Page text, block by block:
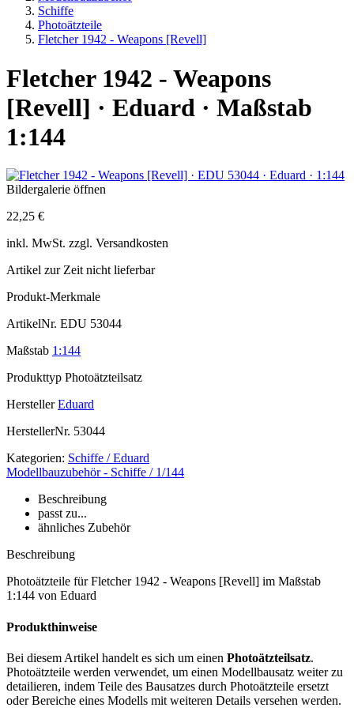
Schiffe
Photoätzteile
Fletcher 1942 - Weapons [Revell]
Fletcher 1942 - Weapons
[Revell] · Eduard · Maßstab
1:144
Bildergalerie öffnen
22,25 €
inkl. MwSt. zzgl. Versandkosten
Artikel zur Zeit nicht lieferbar
Produkt-Merkmale
ArtikelNr. EDU 53044
Maßstab 1:144
Produkttyp Photoätzteilsatz
Hersteller Eduard
HerstellerNr. 53044
Kategorien: Schiffe / Eduard
Modellbauzubehör - Schiffe / 1/144
Beschreibung
passt zu...
ähnliches Zubehör
Beschreibung
Photoätzteile für Fletcher 1942 - Weapons [Revell] im Maßstab
1:144 von Eduard
Produkthinweise
Bei diesem Artikel handelt es sich um einen Photoätzteilsatz.
Photoätzteile werden verwendet, um einen Modellbausatz weiter zu
detailieren, indem Teile des Bausatzes durch Photoätzteile ersetzt
oder Bereiche eines Modells mit weiteren Details versehen werden.